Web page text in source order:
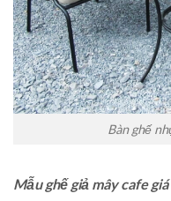
Bàn ghế
Mẫu ghế giả mây cafe